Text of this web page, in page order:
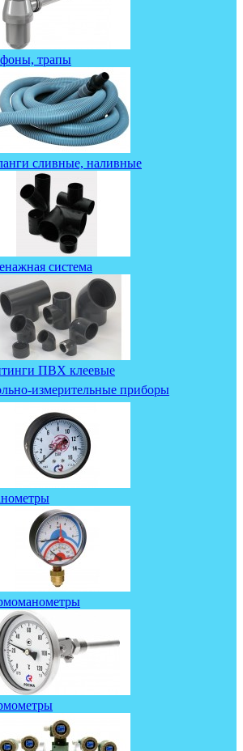
трапы
сливные, наливные
система
ПВХ клеевые
измерительные приборы